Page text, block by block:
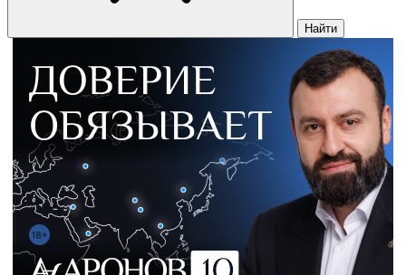
Найти